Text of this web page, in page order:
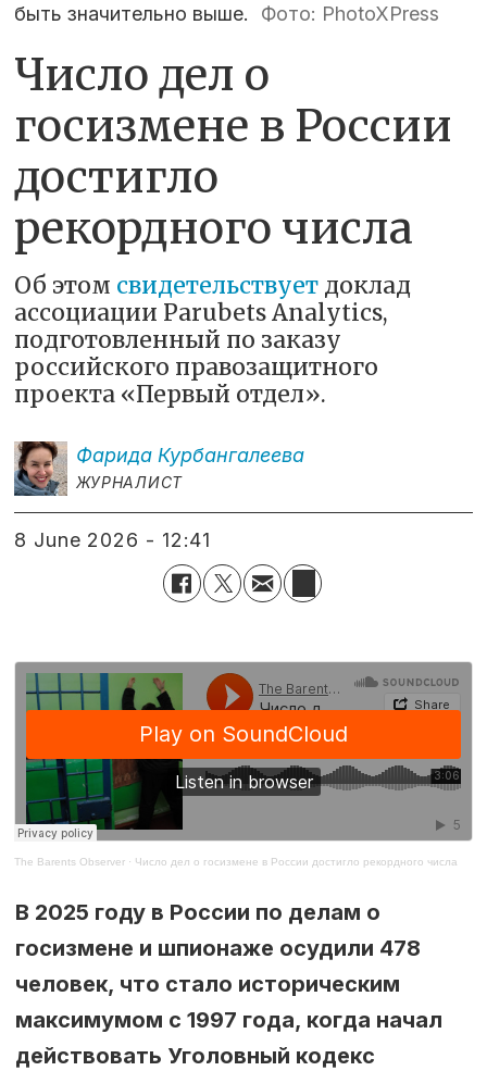
быть значительно выше.
Фото: PhotoXPress
Число дел о
госизмене в России
достигло
рекордного числа
Об этом свидетельствует доклад
ассоциации Parubets Analytics,
подготовленный по заказу
российского правозащитного
проекта «Первый отдел».
Фарида Курбангалеева
ЖУРНАЛИСТ
8 June 2026 - 12:41
The Barents Observer · Число дел о госизмене в России достигло рекордного числа
В 2025 году в России по делам о
госизмене и шпионаже осудили 478
человек, что стало историческим
максимумом с 1997 года, когда начал
действовать Уголовный кодекс